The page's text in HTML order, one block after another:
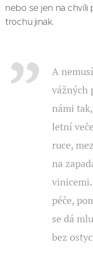
nebo se jen na chvíli
trochu jinak.
A
vážných
námi
letní
ruce,
na
péče,
se dá
bez